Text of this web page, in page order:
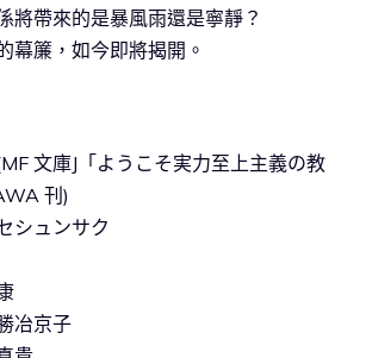
將帶來的是暴風雨還是寧靜？
幕簾，如今即將揭開。
文庫J「ようこそ実力至上主義の教
刊)
シュンサク
冶京子